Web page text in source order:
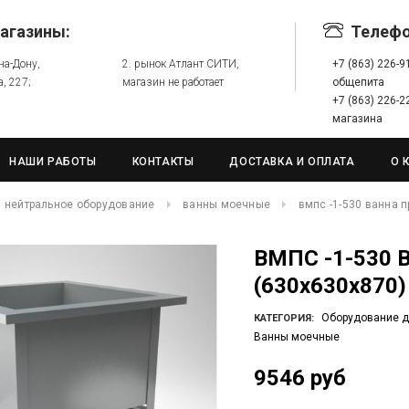
Дону,
227;
2. рынок Атлант СИТИ,
магазин не работает
+7 (863) 226-
общепита
+7 (863) 226-
магазина
НАШИ РАБОТЫ КОНТАКТЫ ДОСТАВКА И ОПЛАТА О
нейтральное оборудование ванны моечные вмпс -1-530 ванна
ВМПС -1-530 Ванна производственная,
КАТЕГОРИЯ:
Оборудование
Ванны моечные
9546 руб